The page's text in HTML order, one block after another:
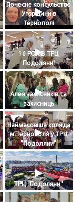
Почесне консульство
Угорщини в
Тернополі
16 РОКІВ ТРЦ
Подоляни!
Алея захисників та
захисниць
Наймасовіша коляда
м.Тернополя у ТРЦ
"Подоляни"
ТРЦ "Подоляни"